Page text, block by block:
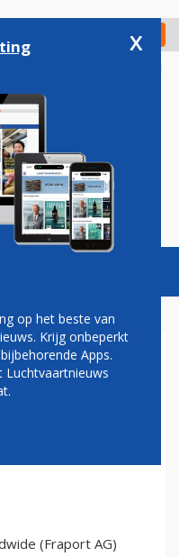
Check in
Vacatures
(Fraport AG)
x
op het beste van
Krijg onbeperkt
Apps.
Luchtvaartnieuws